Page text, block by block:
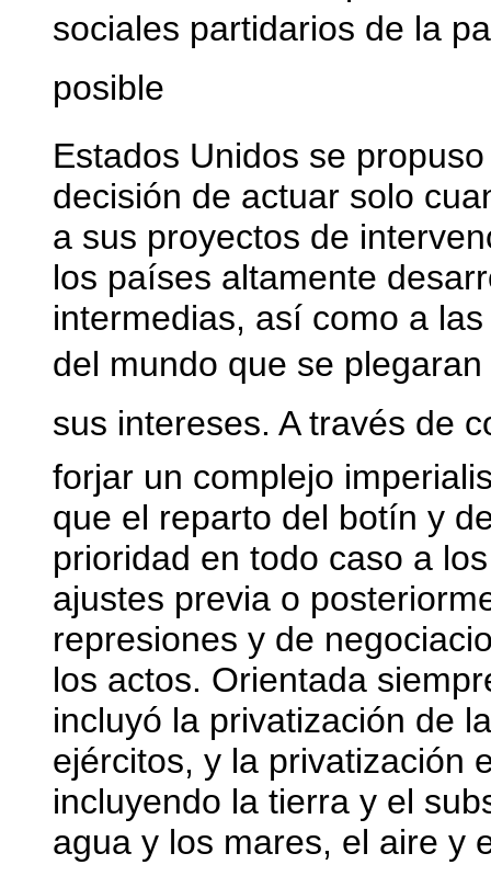
sociales partidarios de la
posible
Estados Unidos se
decisión de actuar solo
a sus proyectos de
los países altamente
intermedias, así como a
del mundo que se
sus intereses. A través de
forjar un complejo
que el reparto del botín y
prioridad en todo caso a
ajustes previa o
represiones y de
los actos. Orientada
incluyó la privatización de
ejércitos, y la privatización
incluyendo la tierra y el
agua y los mares, el aire y